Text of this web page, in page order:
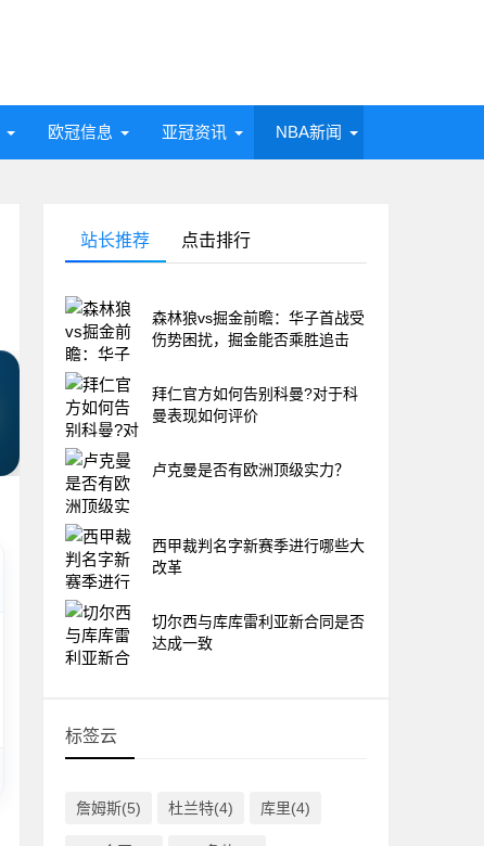
欧冠信息 亚冠资讯 NBA新闻
站长推荐 点击排行
森林狼vs掘金前瞻：华子首战受
伤势困扰，掘金能否乘胜追击
拜仁官方如何告别科曼?对于科
曼表现如何评价
卢克曼是否有欧洲顶级实力？
西甲裁判名字新赛季进行哪些大
改革
切尔西与库库雷利亚新合同是否
达成一致
标签云
詹姆斯(5) 杜兰特(4) 库里(4)